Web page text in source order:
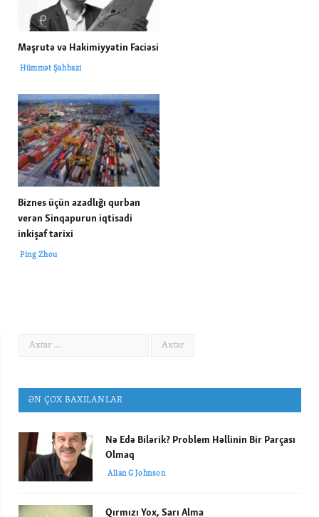
Məşrutə və Hakimiyyətin Faciəsi
Hümmət Şahbazi
Biznes üçün azadlığı qurban
verən Sinqapurun iqtisadi
inkişaf tarixi
Ping Zhou
ƏN ÇOX BAXILANLAR
Nə Edə Bilərik? Problem Həllinin Bir Parçası
Olmaq
Allan G Johnson
Qırmızı Yox, Sarı Alma